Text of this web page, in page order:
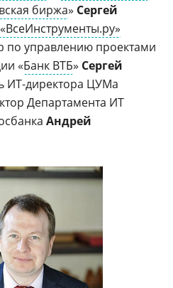
биржа» Сергей
по управлению проектами
«Банк ВТБ» Сергей
ИТ-директора ЦУМа
Департамента ИТ
Андрей